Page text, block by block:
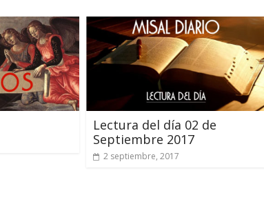
Lectura del día 02 de
Septiembre 2017
2 septiembre, 2017